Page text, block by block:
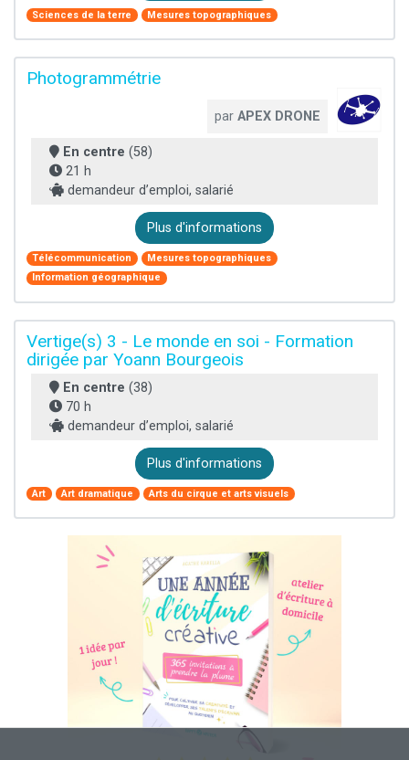
Sciences de la terre Mesures topographiques
Photogrammétrie
par APEX DRONE
En centre (58)
21 h
demandeur d’emploi, salarié
Plus d'informations
Télécommunication
Mesures topographiques
Information géographique
Vertige(s) 3 - Le monde en soi - Formation
dirigée par Yoann Bourgeois
En centre (38)
70 h
demandeur d’emploi, salarié
Plus d'informations
Art Art dramatique Arts du cirque et arts visuels